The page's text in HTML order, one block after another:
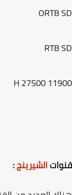
ORTB
RTB
11900
الشيرينج: